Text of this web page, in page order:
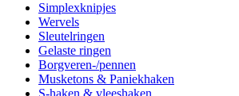
Simplexknipjes
Wervels
Sleutelringen
Gelaste ringen
Borgveren-/pennen
Musketons & Paniekhaken
S-haken & vleeshaken